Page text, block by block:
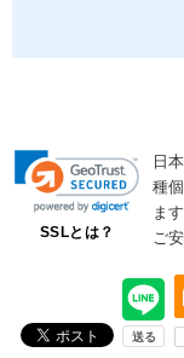
SSLとは？
日
種
ます
ご